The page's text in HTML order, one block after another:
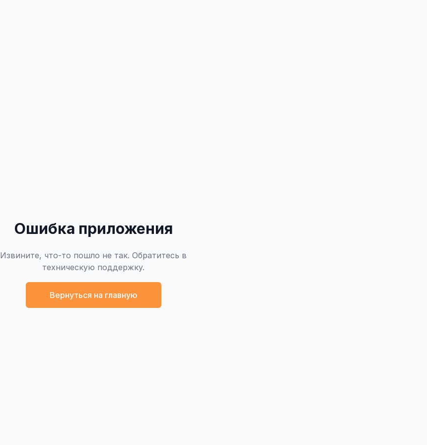
Ошибка приложения
Извините, что-то пошло не так. Обратитесь в
техническую поддержку.
Вернуться на главную